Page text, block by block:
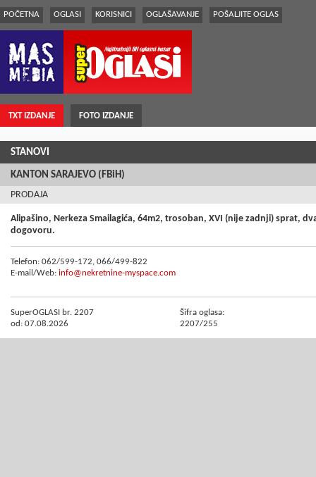
POČETNA OGLASI KORISNICI OGLAŠAVANJE POŠALJITE OGLAS
TXT IZDANJE FOTO IZDANJE
STANOVI
KANTON SARAJEVO (FBiH)
PRODAJA
Alipašino, Nerkeza Smailagića, 64m2, trosoban, XVI (nije zadnji) sprat,
dogovoru.
Telefon: 062/599-172, 066/499-822
E-mail/Web: info@nekretnine-myspace.com
SuperOGLASI br. 2207
od: 07.08.2026
Šifra oglasa:
2207/255